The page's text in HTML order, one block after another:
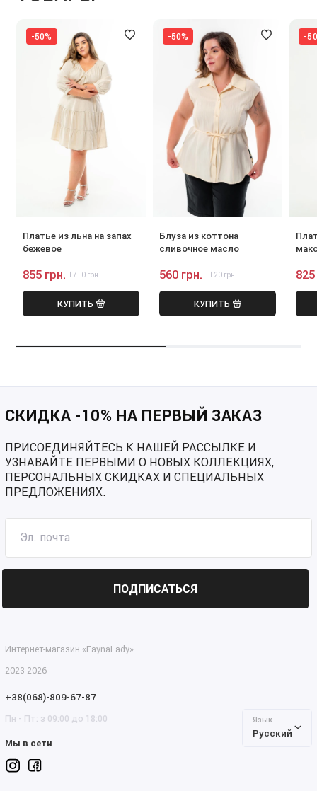
-50%
Платье из льна на запах
бежевое
855 грн. 1710 грн.
КУПИТЬ
-50%
Блуза из коттона
сливочное масло
560 грн. 1120 грн.
КУПИТЬ
-
СКИДКА -10% НА ПЕРВЫЙ ЗАКАЗ
ПРИСОЕДИНЯЙТЕСЬ К НАШЕЙ РАССЫЛКЕ И
УЗНАВАЙТЕ ПЕРВЫМИ О НОВЫХ КОЛЛЕКЦИЯХ,
ПЕРСОНАЛЬНЫХ СКИДКАХ И СПЕЦИАЛЬНЫХ
ПРЕДЛОЖЕНИЯХ.
ПОДПИСАТЬСЯ
Интернет-магазин «FaynaLady»
2023-2026
+38(068)-809-67-87
Пн - Пт: з 09:00 до 18:00
Мы в сети
Язык
Русский